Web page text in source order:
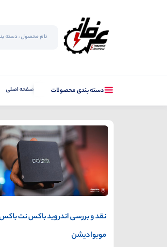
دسته بندی محصولات صفحه اصلی
نقد و بررسی اندروید باکس نت
موبوادیشن